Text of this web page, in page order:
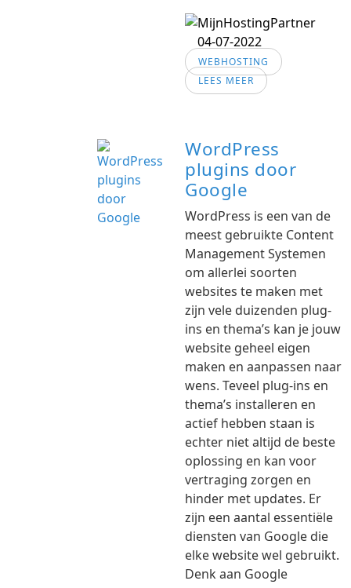
04-07-2022
WEBHOSTING
LEES MEER
WordPress
plugins door
Google
WordPress is een van de
meest gebruikte Content
Management Systemen
om allerlei soorten
websites te maken met
zijn vele duizenden plug-
ins en thema’s kan je jouw
website geheel eigen
maken en aanpassen naar
wens. Teveel plug-ins en
thema’s installeren en
actief hebben staan is
echter niet altijd de beste
oplossing en kan voor
vertraging zorgen en
hinder met updates. Er
zijn een aantal essentiële
diensten van Google die
elke website wel gebruikt.
Denk aan Google